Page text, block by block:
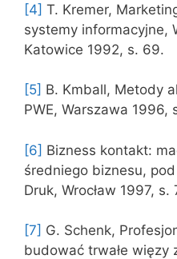
[4] T. Kremer,
systemy informacyjne,
Katowice 1992, s. 69.
[5] B. Kmball, Metody
PWE, Warszawa 1996,
[6] Bizness kontakt:
średniego biznesu,
Druk, Wrocław 1997, s.
[7] G. Schenk,
budować trwałe więzy